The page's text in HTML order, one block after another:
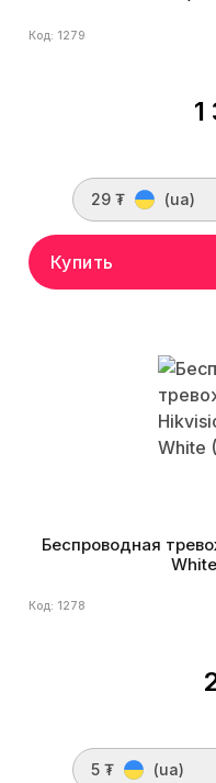
Код: 1279
1
29 ₮ (ua)
Купить
Беспроводная
Код: 1278
5 ₮ (ua)